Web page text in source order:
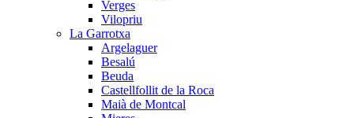
Verges
Vilopriu
La Garrotxa
Argelaguer
Besalú
Beuda
Castellfollit de la Roca
Maià de Montcal